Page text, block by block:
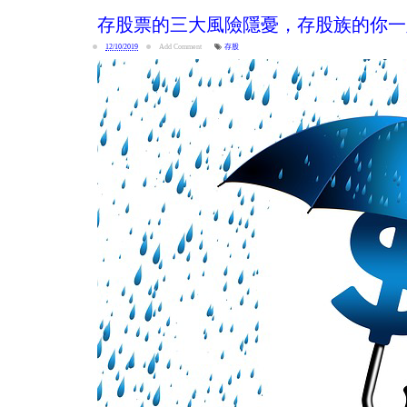
存股票的三大風險隱憂，存股族的你
12/10/2019 Add Comment 存股